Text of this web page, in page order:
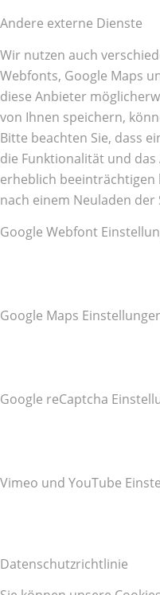
Andere externe Dienste
Wir nutzen auch
Webfonts, Google Maps
diese Anbieter
von Ihnen speichern,
Bitte beachten Sie, dass
die Funktionalität und
erheblich beeinträchtigen
nach einem Neuladen der
Google Webfont
Google Maps
Google reCaptcha
Vimeo und YouTube
Datenschutzrichtlinie